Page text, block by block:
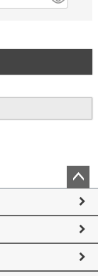
ペー
ップ
へ